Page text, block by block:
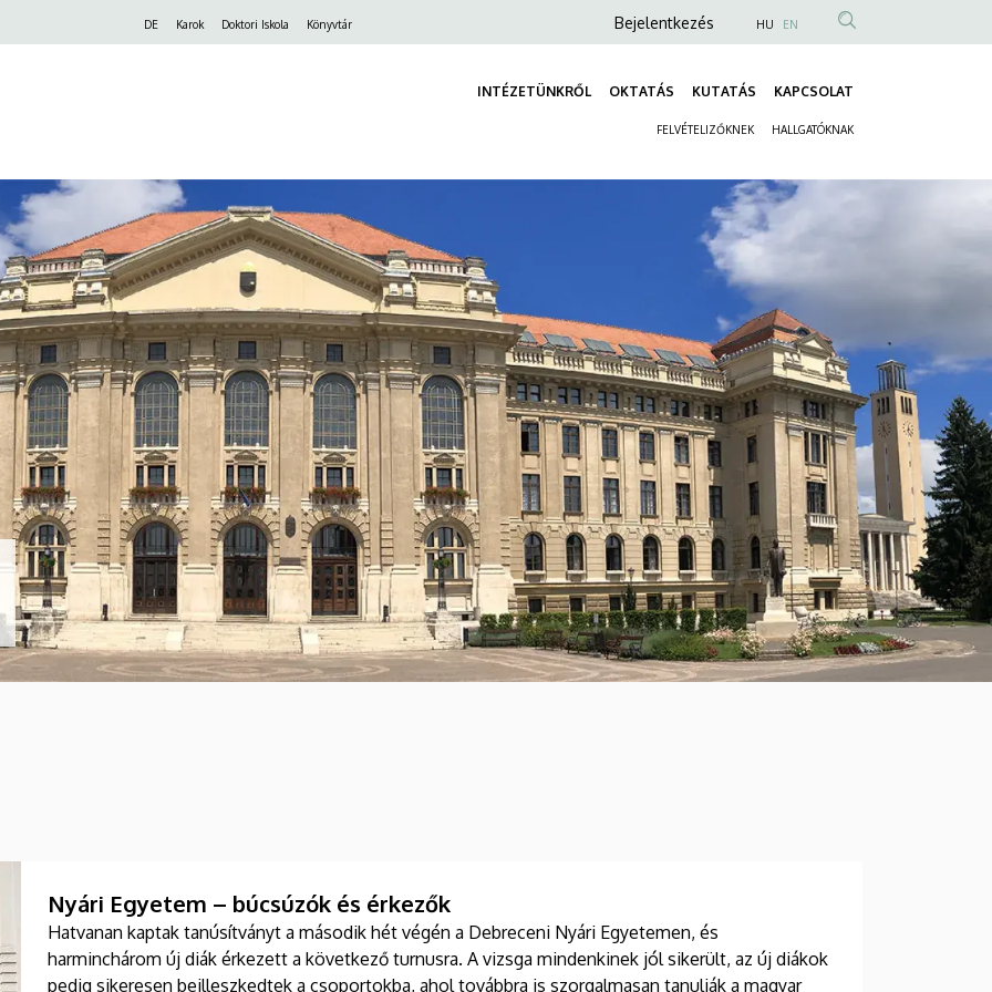
DE Karok Doktori Iskola Könyvtár
Anonim
fiók
menüje
Bejelentkezés HU EN
INTÉZETÜNKRŐL OKTATÁS KUTATÁS KAPCSOLAT
navigáció
FELVÉTELIZŐKNEK HALLGATÓKNAK
Nyári Egyetem – búcsúzók és érkezők
Hatvanan kaptak tanúsítványt a második hét végén a Debreceni Nyári Egyetemen, és
harminchárom új diák érkezett a következő turnusra. A vizsga mindenkinek jól sikerült, az új diákok
pedig sikeresen beilleszkedtek a csoportokba, ahol továbbra is szorgalmasan tanulják a magyar